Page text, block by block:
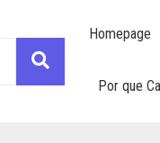
Homepage
Por que